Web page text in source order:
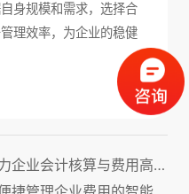
身规模和需求，选择合
理效率，为企业的稳健
上一篇：业财一体化软件：助力企业会计核算与费用高效管理！